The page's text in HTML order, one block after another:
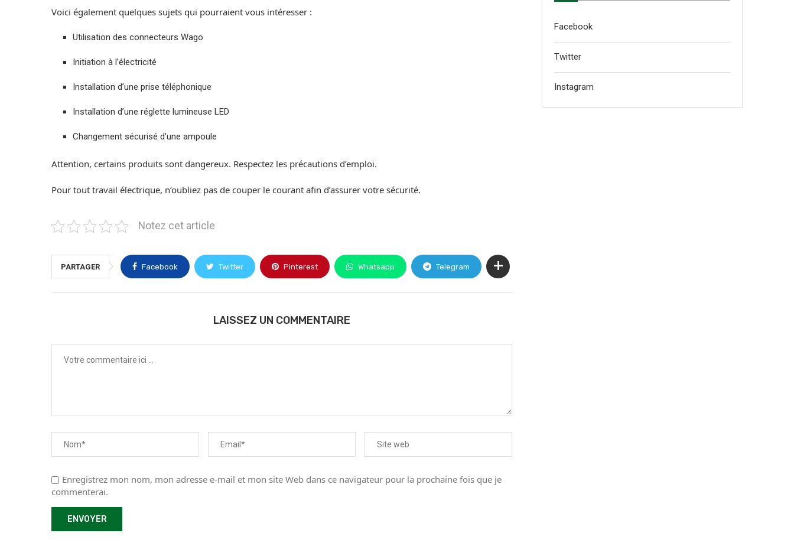
Voici également quelques sujets qui pourraient vous intéresser :
Utilisation des connecteurs Wago
Initiation à l’électricité
Installation d’une prise téléphonique
Installation d’une réglette lumineuse LED
Changement sécurisé d’une ampoule
Attention, certains produits sont dangereux. Respectez les précautions d’emploi.
Pour tout travail électrique, n’oubliez pas de couper le courant afin d’assurer votre sécurité.
Notez cet article
PARTAGER Facebook Twitter Pinterest Whatsapp Telegram
LAISSEZ UN COMMENTAIRE
Enregistrez mon nom, mon adresse e-mail et mon site Web dans ce navigateur pour la prochaine fois que je
commenterai.
Facebook
Twitter
Instagram